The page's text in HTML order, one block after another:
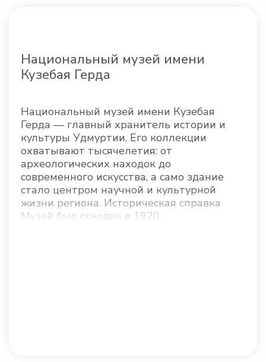
Национальный музей имени
Кузебая Герда
Национальный музей имени Кузебая
Герда — главный хранитель истории и
культуры Удмуртии. Его коллекции
охватывают тысячелетия: от
археологических находок до
современного искусства, а само здание
стало центром научной и культурной
жизни региона. Историческая справка
Музей был основан в 1920...